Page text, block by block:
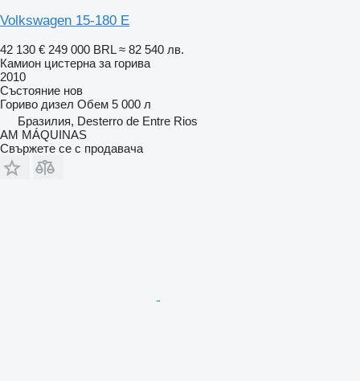
Volkswagen 15-180 E
42 130 € 249 000 BRL ≈ 82 540 лв.
Камион цистерна за горива
2010
Състояние нов
Гориво дизел Обем 5 000 л
Бразилия, Desterro de Entre Rios
AM MÁQUINAS
Свържете се с продавача